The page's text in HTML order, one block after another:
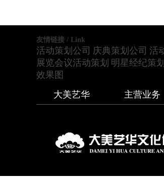
友情链接 / Link
活动策划公司 庆典策划公司 活
展览会议活动策划 明星经纪策划
效果图
大美艺华
主营业务